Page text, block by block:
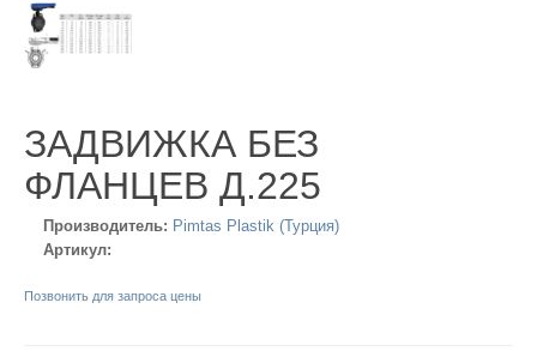
ЗАДВИЖКА БЕЗ
ФЛАНЦЕВ Д.225
Производитель: Pimtas Plastik (Турция)
Артикул:
Позвонить для запроса цены